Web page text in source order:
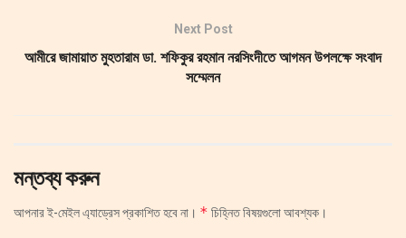
Next Post
আমীরে জামায়াত মুহতারাম ডা. শফিকুর রহমান নরসিংদীতে আগমন উপলক্ষে সংবাদ
সম্মেলন
মন্তব্য করুন
আপনার ই-মেইল এ্যাড্রেস প্রকাশিত হবে না। * চিহ্নিত বিষয়গুলো আবশ্যক।